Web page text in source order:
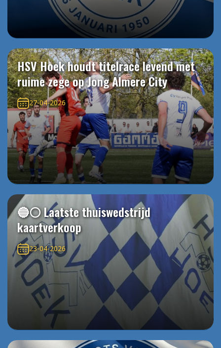
HSV Hoek houdt titelrace levend met
ruime zege op Jong Almere City
27-04-2026
🔵⚪️ Laatste thuiswedstrijd
kaartverkoop
23-04-2026